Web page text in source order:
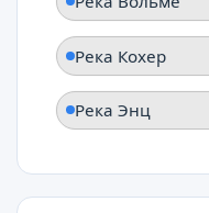
Река Кохер
Река Энц